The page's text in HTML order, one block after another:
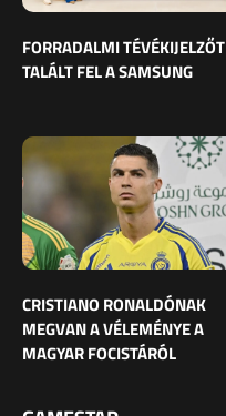
FORRADALMI TÉVÉKIJELZŐT
TALÁLT FEL A SAMSUNG
CRISTIANO RONALDÓNAK
MEGVAN A VÉLEMÉNYE A
MAGYAR FOCISTÁRÓL